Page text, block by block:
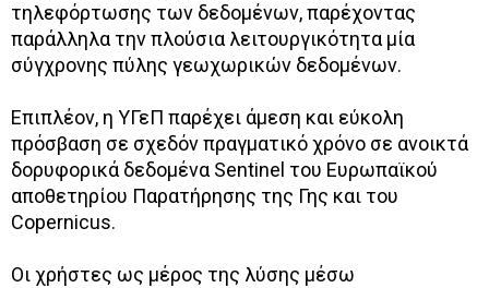
τηλεφόρτωσης των δεδομένων, παρέχοντας
παράλληλα την πλούσια λειτουργικότητα μία
σύγχρονης πύλης γεωχωρικών δεδομένων.
Επιπλέον, η ΥΓεΠ παρέχει άμεση και εύκολη
πρόσβαση σε σχεδόν πραγματικό χρόνο σε ανοικτά
δορυφορικά δεδομένα Sentinel του Ευρωπαϊκού
αποθετηρίου Παρατήρησης της Γης και του
Copernicus.
Οι χρήστες ως μέρος της λύσης μέσω